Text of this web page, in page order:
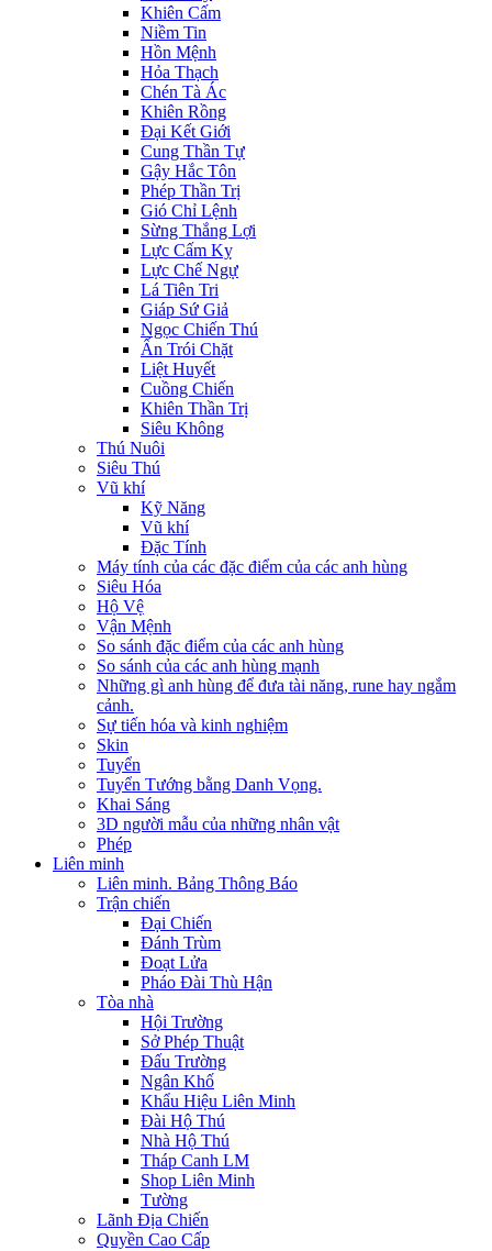
Khiên Cấm
Niềm Tin
Hồn Mệnh
Hỏa Thạch
Chén Tà Ác
Khiên Rồng
Đại Kết Giới
Cung Thần Tự
Gậy Hắc Tôn
Phép Thần Trị
Gió Chỉ Lệnh
Sừng Thắng Lợi
Lực Cấm Kỵ
Lực Chế Ngự
Lá Tiên Tri
Giáp Sứ Giả
Ngọc Chiến Thú
Ấn Trói Chặt
Liệt Huyết
Cuồng Chiến
Khiên Thần Trị
Siêu Không
Thú Nuôi
Siêu Thú
Vũ khí
Kỹ Năng
Vũ khí
Đặc Tính
Máy tính của các đặc điểm của các anh hùng
Siêu Hóa
Hộ Vệ
Vận Mệnh
So sánh đặc điểm của các anh hùng
So sánh của các anh hùng mạnh
Những gì anh hùng để đưa tài năng, rune hay ngắm
cảnh.
Sự tiến hóa và kinh nghiệm
Skin
Tuyển
Tuyển Tướng bằng Danh Vọng.
Khai Sáng
3D người mẫu của những nhân vật
Phép
Liên minh
Liên minh. Bảng Thông Báo
Trận chiến
Đại Chiến
Đánh Trùm
Đoạt Lửa
Pháo Đài Thù Hận
Tòa nhà
Hội Trường
Sở Phép Thuật
Đấu Trường
Ngân Khố
Khẩu Hiệu Liên Minh
Đài Hộ Thú
Nhà Hộ Thú
Tháp Canh LM
Shop Liên Minh
Tường
Lãnh Địa Chiến
Quyền Cao Cấp